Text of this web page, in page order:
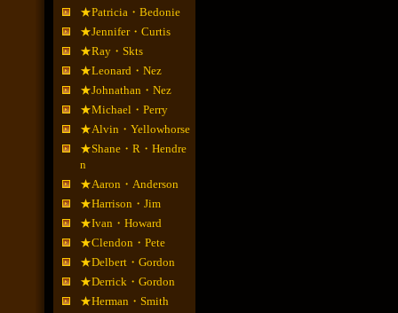
★Patricia・Bedonie
★Jennifer・Curtis
★Ray・Skts
★Leonard・Nez
★Johnathan・Nez
★Michael・Perry
★Alvin・Yellowhorse
★Shane・R・Hendre
n
★Aaron・Anderson
★Harrison・Jim
★Ivan・Howard
★Clendon・Pete
★Delbert・Gordon
★Derrick・Gordon
★Herman・Smith